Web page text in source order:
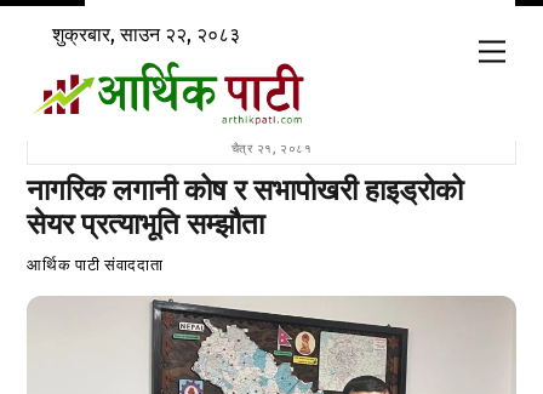
Skip
content
शुक्रबार, साउन २२, २०८३
चैत्र २१, २०८१
नागरिक लगानी कोष र सभापोखरी हाइड्रोको
सेयर प्रत्याभूति सम्झौता
आर्थिक पाटी संवाददाता